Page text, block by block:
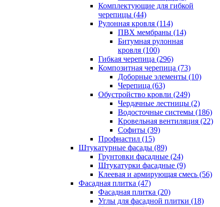
Комплектующие для гибкой
черепицы (44)
Рулонная кровля (114)
ПВХ мембраны (14)
Битумная рулонная
кровля (100)
Гибкая черепица (296)
Композитная черепица (73)
Доборные элементы (10)
Черепица (63)
Обустройство кровли (249)
Чердачные лестницы (2)
Водосточные системы (186)
Кровельная вентиляция (22)
Cофиты (39)
Профнастил (15)
Штукатурные фасады (89)
Грунтовки фасадные (24)
Штукатурки фасадные (9)
Клеевая и армирующая смесь (56)
Фасадная плитка (47)
Фасадная плитка (20)
Углы для фасадной плитки (18)